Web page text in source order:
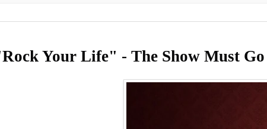
Your Life" - The Show Must